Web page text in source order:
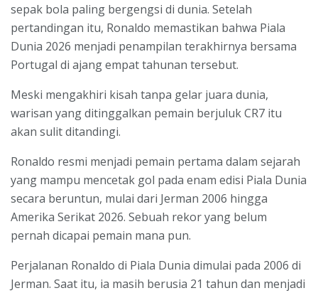
sepak bola paling bergengsi di dunia. Setelah
pertandingan itu, Ronaldo memastikan bahwa Piala
Dunia 2026 menjadi penampilan terakhirnya bersama
Portugal di ajang empat tahunan tersebut.
Meski mengakhiri kisah tanpa gelar juara dunia,
warisan yang ditinggalkan pemain berjuluk CR7 itu
akan sulit ditandingi.
Ronaldo resmi menjadi pemain pertama dalam sejarah
yang mampu mencetak gol pada enam edisi Piala Dunia
secara beruntun, mulai dari Jerman 2006 hingga
Amerika Serikat 2026. Sebuah rekor yang belum
pernah dicapai pemain mana pun.
Perjalanan Ronaldo di Piala Dunia dimulai pada 2006 di
Jerman. Saat itu, ia masih berusia 21 tahun dan menjadi